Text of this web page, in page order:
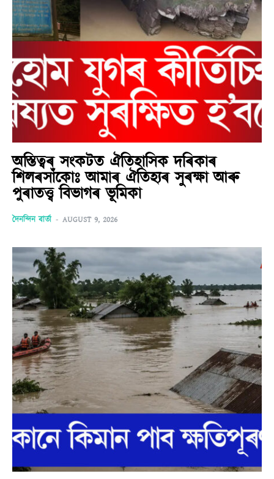
অস্তিত্বৰ সংকটত ঐতিহাসিক দৰিকাৰ
শিলৰসাঁকোঃ আমাৰ ঐতিহ্যৰ সুৰক্ষা আৰু
পুৰাতত্ত্ব বিভাগৰ ভূমিকা
দৈনন্দিন বাৰ্তা - AUGUST 9, 2026